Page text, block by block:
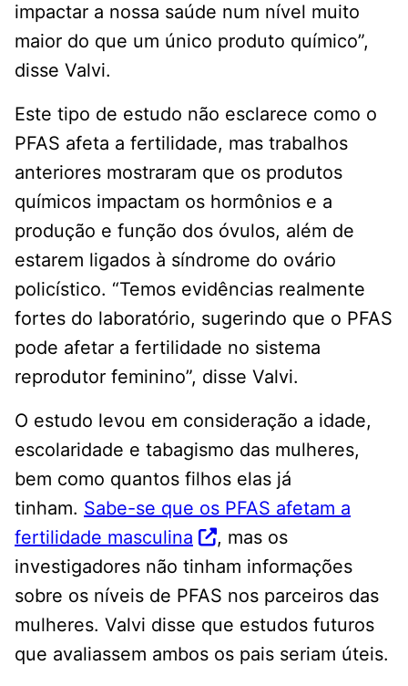
impactar a nossa saúde num nível muito
maior do que um único produto químico”,
disse Valvi.
Este tipo de estudo não esclarece como o
PFAS afeta a fertilidade, mas trabalhos
anteriores mostraram que os produtos
químicos impactam os hormônios e a
produção e função dos óvulos, além de
estarem ligados à síndrome do ovário
policístico. “Temos evidências realmente
fortes do laboratório, sugerindo que o PFAS
pode afetar a fertilidade no sistema
reprodutor feminino”, disse Valvi.
O estudo levou em consideração a idade,
escolaridade e tabagismo das mulheres,
bem como quantos filhos elas já
tinham. Sabe-se que os PFAS afetam a
fertilidade masculina
, mas os
investigadores não tinham informações
sobre os níveis de PFAS nos parceiros das
mulheres. Valvi disse que estudos futuros
que avaliassem ambos os pais seriam úteis.